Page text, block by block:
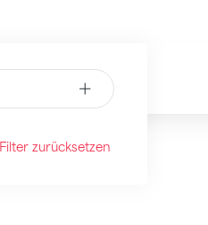
Filter zurücksetzen